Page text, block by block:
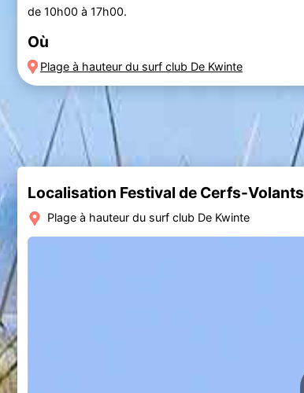
de 10h00 à 17h00.
Où
Plage à hauteur du surf club De Kwinte
Localisation Festival de Cerfs-Volants
Plage à hauteur du surf club De Kwinte